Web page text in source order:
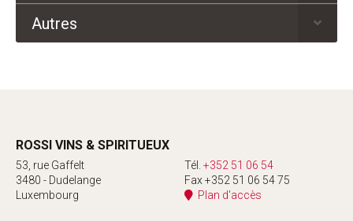
Autres
ROSSI VINS & SPIRITUEUX
53, rue Gaffelt
3480 - Dudelange
Luxembourg
Tél. +352 51 06 54
Fax +352 51 06 54 75
Plan d'accès